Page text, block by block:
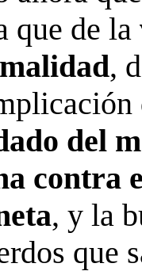
que de la
,
del
contra
, y la
que